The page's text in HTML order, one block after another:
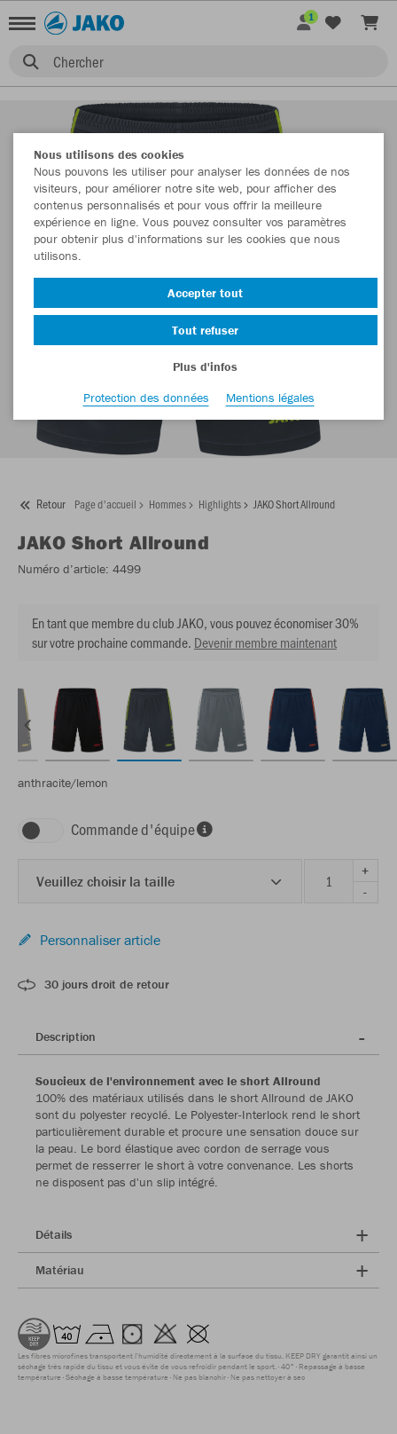
Chercher
1
Retour Page d'accueil Hommes Highlights JAKO Short Allround
JAKO Short Allround
Numéro d’article: 4499
En tant que membre du club JAKO, vous pouvez économiser 30%
sur votre prochaine commande. Devenir membre maintenant
anthracite/lemon
Commande d'équipe
Veuillez choisir la taille
+
-
Personnaliser article
30 jours droit de retour
Description
Soucieux de l'environnement avec le short Allround
100% des matériaux utilisés dans le short Allround de JAKO
sont du polyester recyclé. Le Polyester-Interlock rend le short
particulièrement durable et procure une sensation douce sur
la peau. Le bord élastique avec cordon de serrage vous
permet de resserrer le short à votre convenance. Les shorts
ne disposent pas d'un slip intégré.
Détails
Matériau
Les fibres microfines transportent l'humidité directement à la surface du tissu. KEEP DRY garantit ainsi un
séchage très rapide du tissu et vous évite de vous refroidir pendant le sport. 40° Repassage à basse
température Séchage à basse température Ne pas blanchir Ne pas nettoyer à sec
Nous utilisons des cookies
Nous pouvons les utiliser pour analyser les données de nos
visiteurs, pour améliorer notre site web, pour afficher des
contenus personnalisés et pour vous offrir la meilleure
expérience en ligne. Vous pouvez consulter vos paramètres
pour obtenir plus d'informations sur les cookies que nous
utilisons.
Accepter tout
Tout refuser
Plus d'infos
Protection des données
Mentions légales